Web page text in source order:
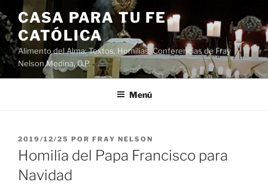
Saltar
al
contenido
CASA PARA TU FE
CATÓLICA
Alimento del Alma: Textos, Homilias, Conferencias de Fray
Nelson Medina, O.P.
Menú
PUBLICADO
EL
2019/12/25 POR FRAY NELSON
Homilía del Papa Francisco para
Navidad